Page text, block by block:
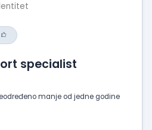
specialist
manje od jedne godine